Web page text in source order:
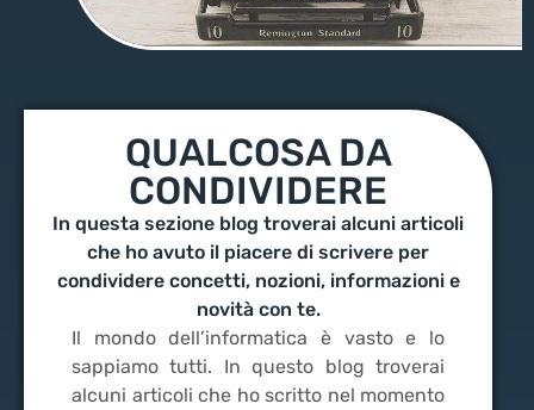
QUALCOSA DA
CONDIVIDERE
In questa sezione blog troverai alcuni articoli
che ho avuto il piacere di scrivere per
condividere concetti, nozioni, informazioni e
novità con te.
Il mondo dell’informatica è vasto e lo
sappiamo tutti. In questo blog troverai
alcuni articoli che ho scritto nel momento